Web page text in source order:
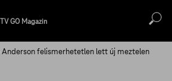
GO Magazin
Anderson felismerhetetlen lett új meztelen